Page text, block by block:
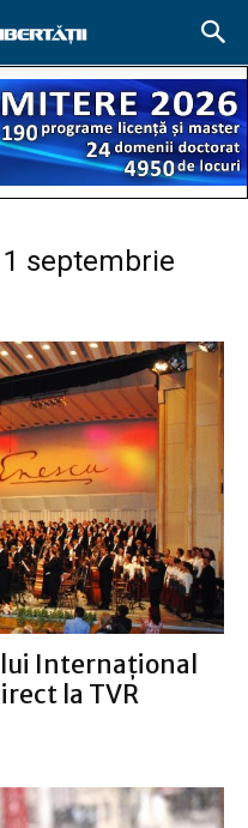
septembrie
Internaţional
la TVR